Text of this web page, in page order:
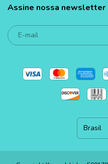
Assine nossa newsletter